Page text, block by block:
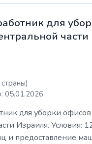
для
части
05.01.2026
для уборки
Израиля. Условия:
и предоставление